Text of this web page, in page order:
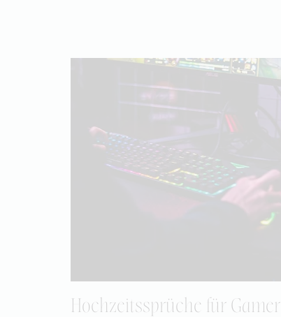
Hochzeitssprüche für Gamer